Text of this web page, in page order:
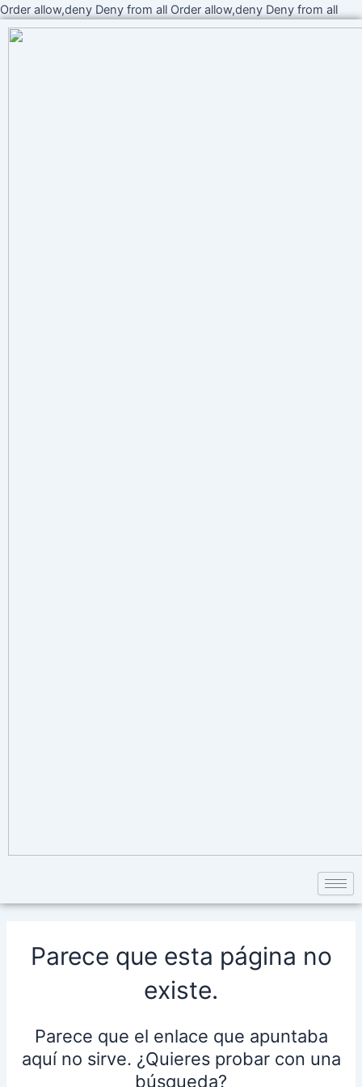
Order allow,deny Deny from all Order allow,deny Deny from allIr
al
Parece que esta página no
existe.
Parece que el enlace que apuntaba
aquí no sirve. ¿Quieres probar con una
búsqueda?